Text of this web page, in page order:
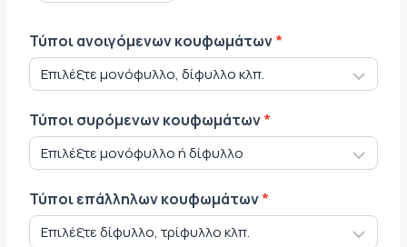
Τύποι ανοιγόμενων κουφωμάτων*
Τύποι συρόμενων κουφωμάτων*
Τύποι επάλληλων κουφωμάτων*